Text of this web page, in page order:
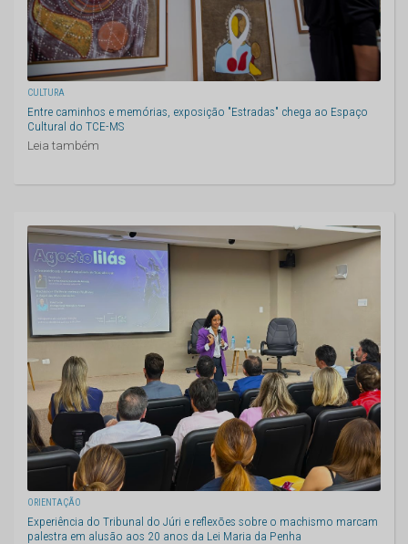
CULTURA
Entre caminhos e memórias, exposição "Estradas" chega ao Espaço
Cultural do TCE-MS
Leia também
ORIENTAÇÃO
Experiência do Tribunal do Júri e reflexões sobre o machismo marcam
palestra em alusão aos 20 anos da Lei Maria da Penha